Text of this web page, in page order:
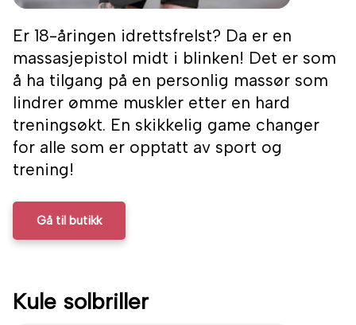
Er 18-åringen idrettsfrelst? Da er en
massasjepistol midt i blinken! Det er som
å ha tilgang på en personlig massør som
lindrer ømme muskler etter en hard
treningsøkt. En skikkelig game changer
for alle som er opptatt av sport og
trening!
Gå til butikk
Kule solbriller